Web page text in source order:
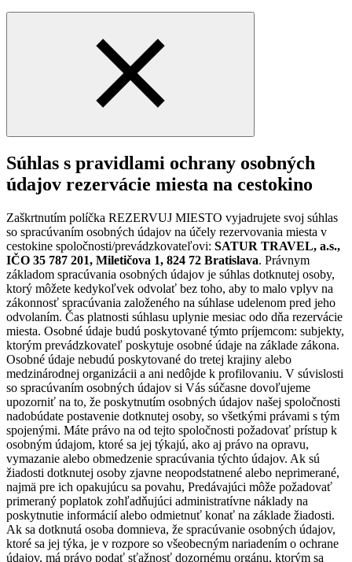
Súhlas s pravidlami ochrany osobných
údajov rezervácie miesta na cestokino
Zaškrtnutím políčka REZERVUJ MIESTO vyjadrujete svoj súhlas
so spracúvaním osobných údajov na účely rezervovania miesta v
cestokine spoločnosti/prevádzkovateľovi: SATUR TRAVEL, a.s.,
IČO 35 787 201, Miletičova 1, 824 72 Bratislava. Právnym
základom spracúvania osobných údajov je súhlas dotknutej osoby,
ktorý môžete kedykoľvek odvolať bez toho, aby to malo vplyv na
zákonnosť spracúvania založeného na súhlase udelenom pred jeho
odvolaním. Čas platnosti súhlasu uplynie mesiac odo dňa rezervácie
miesta. Osobné údaje budú poskytované týmto príjemcom: subjekty,
ktorým prevádzkovateľ poskytuje osobné údaje na základe zákona.
Osobné údaje nebudú poskytované do tretej krajiny alebo
medzinárodnej organizácii a ani nedôjde k profilovaniu. V súvislosti
so spracúvaním osobných údajov si Vás súčasne dovoľujeme
upozorniť na to, že poskytnutím osobných údajov našej spoločnosti
nadobúdate postavenie dotknutej osoby, so všetkými právami s tým
spojenými. Máte právo na od tejto spoločnosti požadovať prístup k
osobným údajom, ktoré sa jej týkajú, ako aj právo na opravu,
vymazanie alebo obmedzenie spracúvania týchto údajov. Ak sú
žiadosti dotknutej osoby zjavne neopodstatnené alebo neprimerané,
najmä pre ich opakujúcu sa povahu, Predávajúci môže požadovať
primeraný poplatok zohľadňujúci administratívne náklady na
poskytnutie informácií alebo odmietnuť konať na základe žiadosti.
Ak sa dotknutá osoba domnieva, že spracúvanie osobných údajov,
ktoré sa jej týka, je v rozpore so všeobecným nariadením o ochrane
údajov, má právo podať sťažnosť dozornému orgánu, ktorým sa